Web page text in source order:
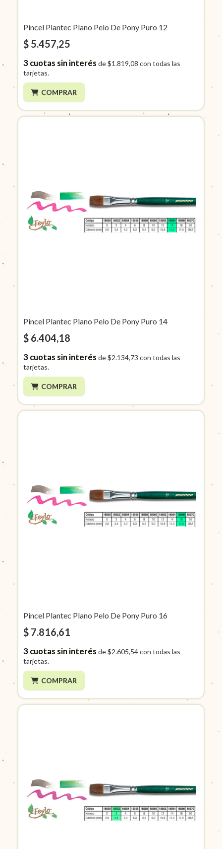
Pincel Plantec Plano Pelo De Pony Puro 12
$ 5.457,25
3cuotas sin interés de$1.819,08 con todas las
tarjetas.
COMPRAR
Pincel Plantec Plano Pelo De Pony Puro 14
$ 6.404,18
3cuotas sin interés de$2.134,73 con todas las
tarjetas.
COMPRAR
Pincel Plantec Plano Pelo De Pony Puro 16
$ 7.816,61
3cuotas sin interés de$2.605,54con todas las
tarjetas.
COMPRAR